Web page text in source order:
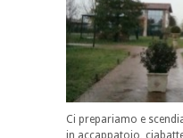
Ci prepariamo e
in accappatoio,